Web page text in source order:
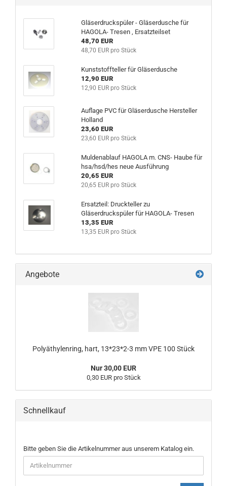
Gläserdruckspüler - Gläserdusche für
HAGOLA- Tresen , Ersatzteilset
48,70 EUR
48,70 EUR pro Stück
Kunststoffteller für Gläserdusche
12,90 EUR
12,90 EUR pro Stück
Auflage PVC für Gläserdusche Hersteller
Holland
23,60 EUR
23,60 EUR pro Stück
Muldenablauf HAGOLA m. CNS- Haube für
hsa/hsd/hes neue Ausführung
20,65 EUR
20,65 EUR pro Stück
Ersatzteil: Druckteller zu
Gläserdruckspüler für HAGOLA- Tresen
13,35 EUR
13,35 EUR pro Stück
Angebote
Polyäthylenring, hart, 13*23*2-3 mm VPE 100 Stück
Nur 30,00 EUR
0,30 EUR pro Stück
Schnellkauf
BITTE
GEBEN
SIE
DIE
Bitte geben Sie die Artikelnummer aus unserem Katalog ein.